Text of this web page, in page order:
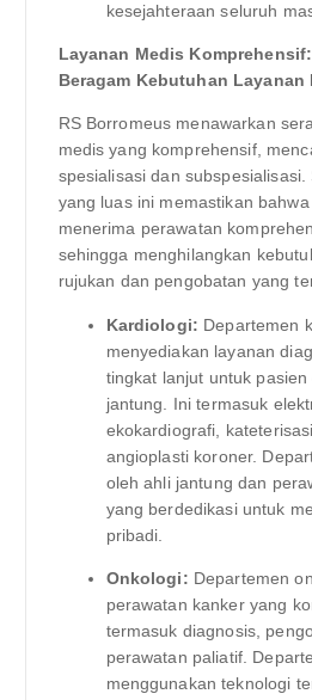
kesejahteraan seluruh
Layanan Medis
Beragam Kebutuhan Layanan
RS Borromeus menawarkan
medis yang komprehensif,
spesialisasi dan subspesialisasi.
yang luas ini memastikan
menerima perawatan
sehingga menghilangkan
rujukan dan pengobatan yang
Kardiologi: Departemen
menyediakan layanan
tingkat lanjut untuk
jantung. Ini termasuk
ekokardiografi,
angioplasti koroner.
oleh ahli jantung dan
yang berdedikasi untuk
pribadi.
Onkologi: Departemen
perawatan kanker yang
termasuk diagnosis,
perawatan paliatif.
menggunakan teknologi